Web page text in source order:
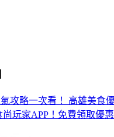
攻略一次看！ 高雄美食
尚玩家APP！免費領取優